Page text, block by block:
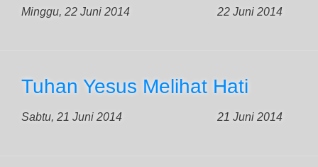
Minggu, 22 Juni 2014 22 Juni 2014
Tuhan Yesus Melihat Hati
Sabtu, 21 Juni 2014 21 Juni 2014